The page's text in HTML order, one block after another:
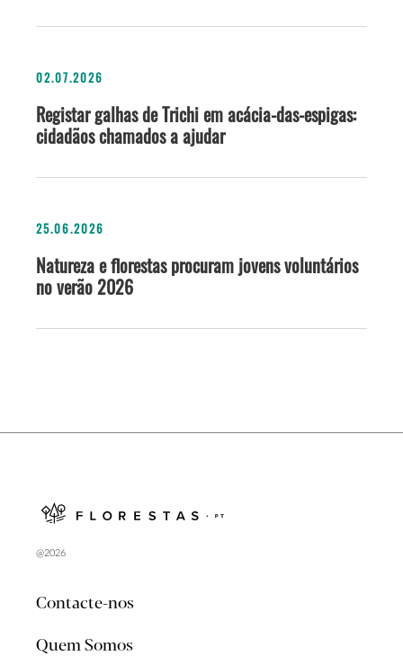
02.07.2026
Registar galhas de Trichi em acácia-das-espigas:
cidadãos chamados a ajudar
25.06.2026
Natureza e florestas procuram jovens voluntários
no verão 2026
@2026
Contacte-nos
Quem Somos